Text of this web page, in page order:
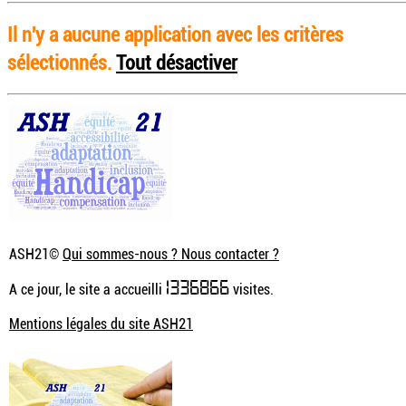
Il n'y a aucune application avec les critères
sélectionnés.Tout désactiver
ASH21©Qui sommes-nous ? Nous contacter ?
A ce jour, le site a accueilli 1336866visites.
Mentions légales du site ASH21